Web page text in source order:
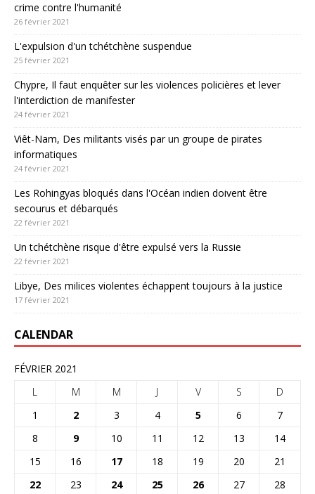
crime contre l'humanité
26 février 2021
L'expulsion d'un tchétchène suspendue
25 février 2021
Chypre, Il faut enquêter sur les violences policières et lever
l'interdiction de manifester
24 février 2021
Viêt-Nam, Des militants visés par un groupe de pirates
informatiques
24 février 2021
Les Rohingyas bloqués dans l'Océan indien doivent être
secourus et débarqués
22 février 2021
Un tchétchène risque d'être expulsé vers la Russie
22 février 2021
Libye, Des milices violentes échappent toujours à la justice
17 février 2021
CALENDAR
FÉVRIER 2021
L
M M J V S
D
1
2 3 4 5 6
7
8
9 10 11 12 13
14
15
16 17 18 19 20
21
22
23 24 25 26 27 28